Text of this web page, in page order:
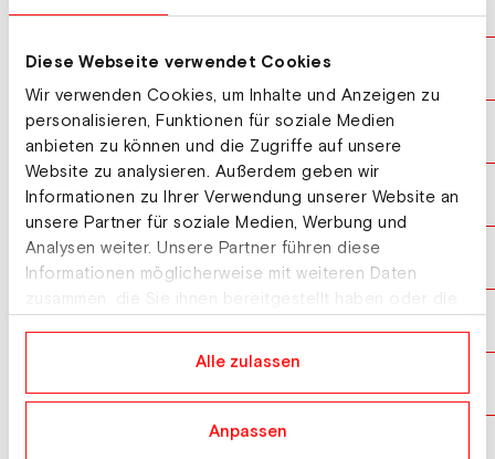
Diese Webseite verwendet Cookies
Wir verwenden Cookies, um Inhalte und Anzeigen zu
personalisieren, Funktionen für soziale Medien
anbieten zu können und die Zugriffe auf unsere
Website zu analysieren. Außerdem geben wir
Informationen zu Ihrer Verwendung unserer Website an
unsere Partner für soziale Medien, Werbung und
Analysen weiter. Unsere Partner führen diese
Informationen möglicherweise mit weiteren Daten
zusammen, die Sie ihnen bereitgestellt haben oder die
Alle zulassen
Anpassen
12 AMIGONI Sofia
13 OVELAND Helene Unhjem
14 MARTIN Estelle CAN
15 RIEDERER Elena
16 SUNI Kia FIN
REICHENBACH Celine